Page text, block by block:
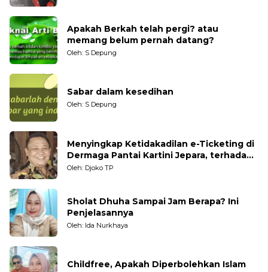
Apakah Berkah telah pergi? atau
memang belum pernah datang?
Oleh: S Depung
Sabar dalam kesedihan
Oleh: S Depung
Menyingkap Ketidakadilan e-Ticketing di
Dermaga Pantai Kartini Jepara, terhadap
Nelayan Tradisional
Oleh: Djoko TP
Sholat Dhuha Sampai Jam Berapa? Ini
Penjelasannya
Oleh: Ida Nurkhaya
Childfree, Apakah Diperbolehkan Islam